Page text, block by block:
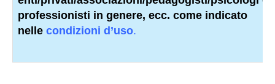
professionisti in genere, ecc. come indicato
nelle condizioni d’uso.